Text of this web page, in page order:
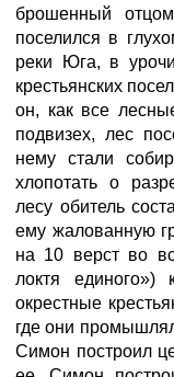
брошенный
поселился в
реки Юга, в
крестьянских
он, как все
подвизех, лес
нему стали
хлопотать о
лесу обитель
ему жалованную
на 10 верст во
локтя единого»)
окрестные
где они
Симон построил